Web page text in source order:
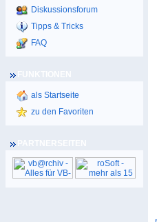
Diskussionsforum
Tipps & Tricks
FAQ
als Startseite
zu den Favoriten